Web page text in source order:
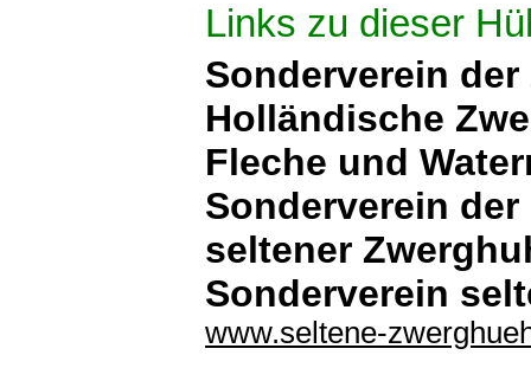
Links zu dieser
Sonderverein
Holländische
Fleche und
Sonderverein
seltener
Sonderverein
www.seltene-